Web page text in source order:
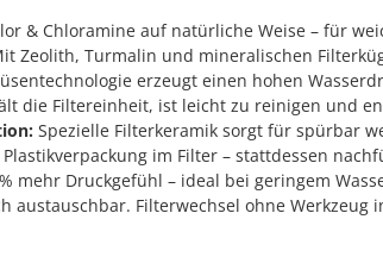
& Chloramine auf natürliche Weise – für
Zeolith, Turmalin und mineralischen
erzeugt einen hohen
die Filtereinheit, ist leicht zu reinigen und
Spezielle Filterkeramik sorgt für spürbar
Plastikverpackung im Filter – stattdessen
mehr Druckgefühl – ideal bei geringem
austauschbar. Filterwechsel ohne Werkzeug